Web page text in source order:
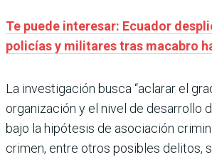
Te puede interesar: Ecuador
policías y militares tras macabro
La investigación busca “aclarar el
organización y el nivel de desarrollo
bajo la hipótesis de asociación
crimen, entre otros posibles delitos,